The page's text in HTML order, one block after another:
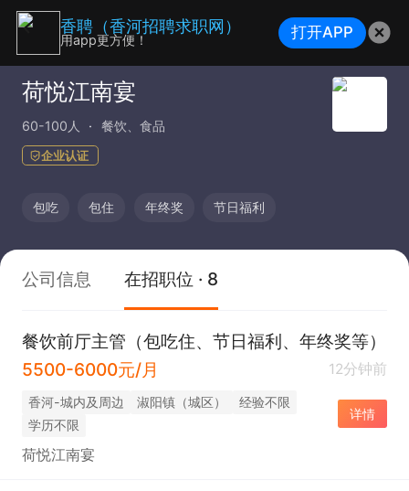
荷悦江南宴
60-100人 餐饮、食品
企业认证
包吃 包住 年终奖 节日福利
公司信息 在招职位 · 8
餐饮前厅主管（包吃住、节日福利、年终奖等）
5500-6000元/月
12分钟前
香河-城内及周边 淑阳镇（城区）
经验不限
学历不限
详情
荷悦江南宴
香聘（香河招聘求职网）
用app更方便！ 打开APP